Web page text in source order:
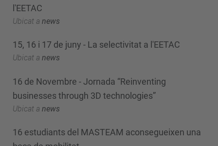
l'EETAC
Ubicat a news
15, 16 i 17 de juny - La selectivitat a l'EETAC
Ubicat a news
16 de Novembre - Jornada “Reinventing
businesses through 3D technologies”
Ubicat a news
16 estudiants del MASTEAM aconsegueixen una